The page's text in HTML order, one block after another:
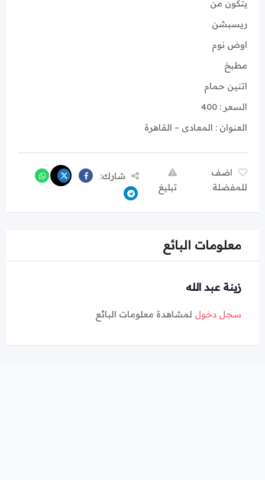
يتكون من
ريسبشن
اوض نوم
مطبخ
اتنين حمام
السعر : 400
العنوان : المعادى – القاهرة
اضف
للمفضلة
تبليغ
شارك:
معلومات البائع
زينة عبد الله
سجل دخول لمشاهدة معلومات البائع